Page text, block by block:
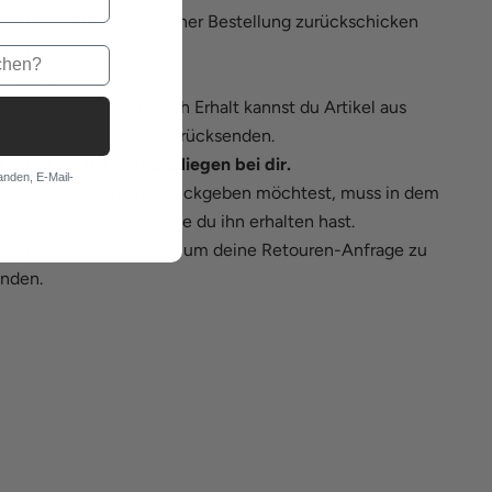
etwas aus deiner Bestellung zurückschicken
umtauschen?
von 30 Tagen nach Erhalt kannst du Artikel aus
Bestellung an uns zurücksenden.
Kosten für die Retoure liegen bei dir.
Artikel, den du zurückgeben möchtest, muss in dem
Zustand sein, wie du ihn erhalten hast.
aus um deine Retouren-Anfrage zu
E-Mail-